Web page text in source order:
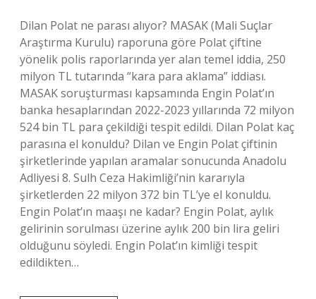
Dilan Polat ne parası alıyor? MASAK (Mali Suçlar
Araştırma Kurulu) raporuna göre Polat çiftine
yönelik polis raporlarında yer alan temel iddia, 250
milyon TL tutarında “kara para aklama” iddiası.
MASAK soruşturması kapsamında Engin Polat’ın
banka hesaplarından 2022-2023 yıllarında 72 milyon
524 bin TL para çekildiği tespit edildi. Dilan Polat kaç
parasına el konuldu? Dilan ve Engin Polat çiftinin
şirketlerinde yapılan aramalar sonucunda Anadolu
Adliyesi 8. Sulh Ceza Hakimliği’nin kararıyla
şirketlerden 22 milyon 372 bin TL’ye el konuldu.
Engin Polat’ın maaşı ne kadar? Engin Polat, aylık
gelirinin sorulması üzerine aylık 200 bin lira geliri
olduğunu söyledi. Engin Polat’ın kimliği tespit
edildikten…